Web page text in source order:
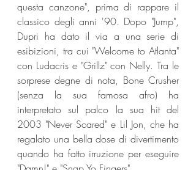
questa canzone", prima di rappare il
classico degli anni '90. Dopo "Jump",
Dupri ha dato il via a una serie di
esibizioni, tra cui "Welcome to Atlanta"
con Ludacris e "Grillz" con Nelly. Tra le
sorprese degne di nota, Bone Crusher
(senza la sua famosa afro) ha
interpretato sul palco la sua hit del
2003 "Never Scared" e Lil Jon, che ha
regalato una bella dose di divertimento
quando ha fatto irruzione per eseguire